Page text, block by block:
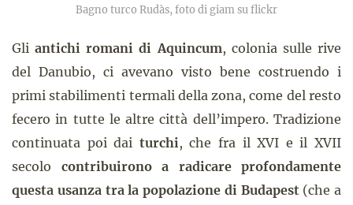
Bagno turco Rudàs, foto di giam su flickr
Gliantichi romani di Aquincum, colonia sulle rive
del Danubio, ci avevano visto bene costruendo i
primi stabilimenti termali della zona, come del resto
fecero in tutte le altre città dell’impero. Tradizione
continuata poi dai turchi, che fra il XVI e il XVII
secolo contribuirono a radicare profondamente
questa usanza tra la popolazione di Budapest(che a